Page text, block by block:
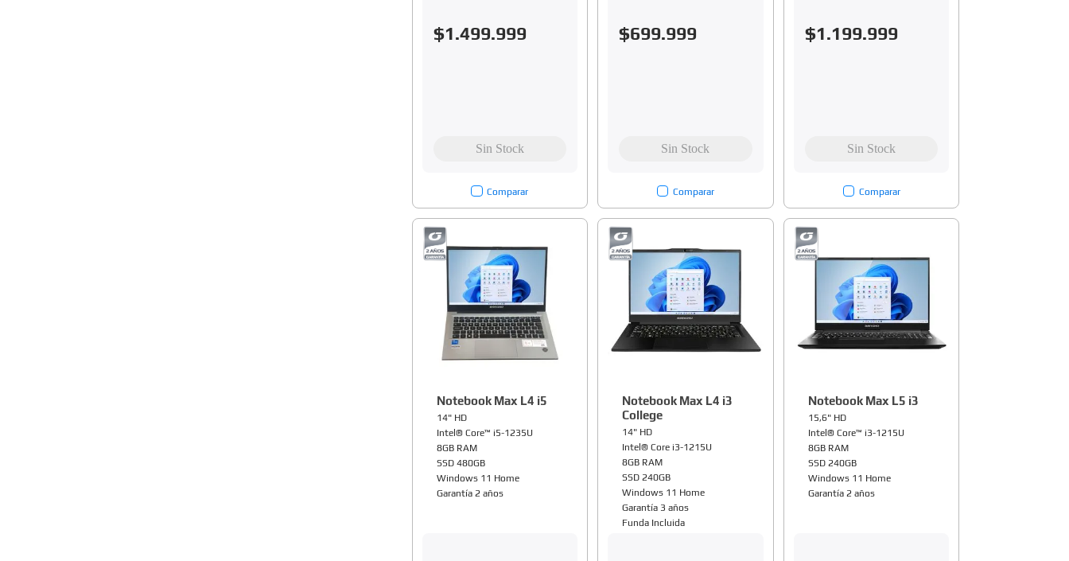
$1.499.999
Comparar
$699.999
Comparar
$1.199.999
Comparar
Notebook Max L4 i5
14" HD
Intel® Core™ i5-1235U
8GB RAM
SSD 480GB
Windows 11 Home
Garantía 2 años
Notebook Max L4 i3
College
14" HD
Intel® Core i3-1215U
8GB RAM
SSD 240GB
Windows 11 Home
Garantía 3 años
Funda Incluida
Notebook Max L5 i3
15,6" HD
Intel® Core™ i3-1215U
8GB RAM
SSD 240GB
Windows 11 Home
Garantía 2 años